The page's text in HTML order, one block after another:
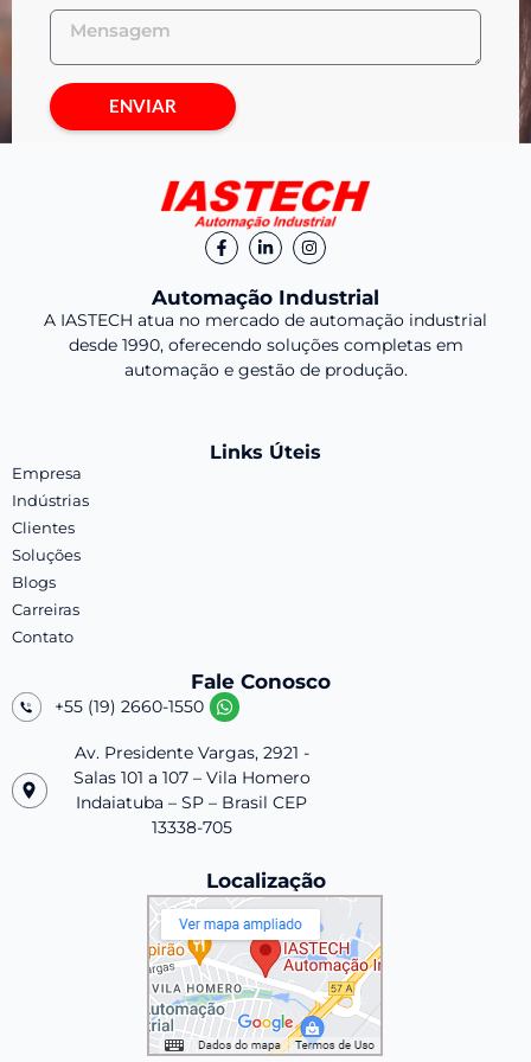
ENVIAR
Automação Industrial
A IASTECH atua no mercado de automação industrial
desde 1990, oferecendo soluções completas em
automação e gestão de produção.
Links Úteis
Empresa
Indústrias
Clientes
Soluções
Blogs
Carreiras
Contato
Fale Conosco
+55 (19) 2660-1550
Av. Presidente Vargas, 2921 -
Salas 101 a 107 – Vila Homero
Indaiatuba – SP – Brasil CEP
13338-705
Localização